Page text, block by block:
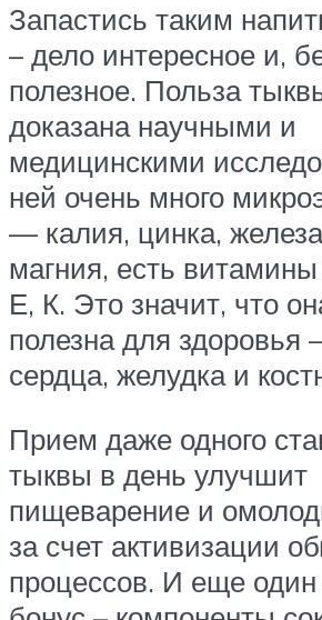
Запастись таким
– дело интересное и,
полезное. Польза
доказана научными и
медицинскими
ней очень много
— калия, цинка,
магния, есть
Е, К. Это значит, что
полезна для здоровья
сердца, желудка и
Прием даже одного
тыквы в день улучшит
пищеварение и
за счет активизации
процессов. И еще